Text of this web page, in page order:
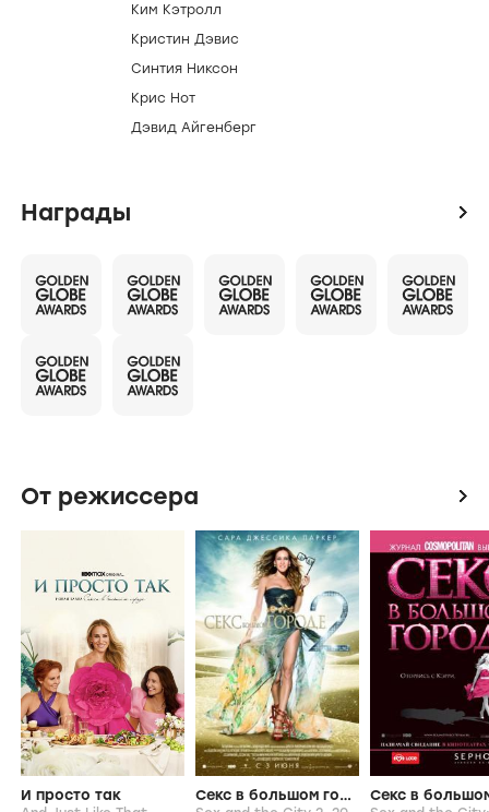
Ким Кэтролл
Кристин Дэвис
Синтия Никсон
Крис Нот
Дэвид Айгенберг
Награды icon
От режиссера icon
И просто так Секс в большом городе 2